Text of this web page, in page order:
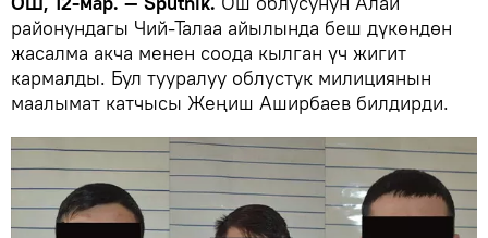
районундагы Чий-Талаа айылында беш дүкөндөн
жасалма акча менен соода кылган үч жигит
кармалды. Бул тууралуу облустук милициянын
маалымат катчысы Жеңиш Аширбаев билдирди.